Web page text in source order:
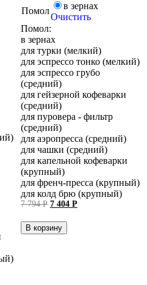
Помол
в зернах
Очистить
Помол:
в зернах
для турки (мелкий)
для эспрессо тонко (мелкий)
для эспрессо грубо
(средний)
для гейзерной кофеварки
(средний)
для пуровера - фильтр
(средний)
для аэропресса (средний)
для чашки (средний)
для капельной кофеварки
(крупный)
для френч-пресса (крупный)
для колд брю (крупный)
7 794Р Первоначальная
составляла
7 794 руб..
7 404 РТекущая
В корзину